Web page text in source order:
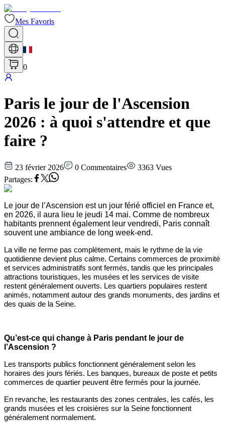
Mes Favoris
0
Paris le jour de l'Ascension
2026 : à quoi s'attendre et que
faire ?
23 février 2026 0 Commentaires 3363 Vues
Partages:
Le jour de l’Ascension est un jour férié officiel en France et,
en 2026, il aura lieu le jeudi 14 mai. Comme de nombreux
habitants prennent également leur vendredi, Paris connaît
souvent une ambiance de long week-end.
La ville ne ferme pas complètement, mais le rythme de la vie
quotidienne devient plus calme. Certains commerces de proximité
et services administratifs sont fermés, tandis que les principales
attractions touristiques, les musées et les services de visite
restent généralement ouverts. Les quartiers populaires restent
animés, notamment autour des grands monuments, des jardins et
des quais de la Seine.
Qu’est-ce qui change à Paris pendant le jour de
l’Ascension ?
Les transports publics fonctionnent généralement selon les
horaires des jours fériés. Les banques, bureaux de poste et petits
commerces de quartier peuvent être fermés pour la journée.
En revanche, les restaurants des zones centrales, les cafés, les
grands musées et les croisières sur la Seine fonctionnent
généralement normalement.